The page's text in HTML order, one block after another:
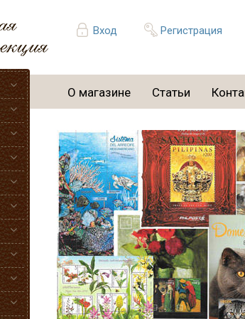
Вход Регистрация
О магазине Статьи